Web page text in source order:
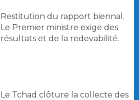
Restitution du rapport biennal.
Le Premier ministre exige des
résultats et de la redevabilité.
Le Tchad clôture la collecte des